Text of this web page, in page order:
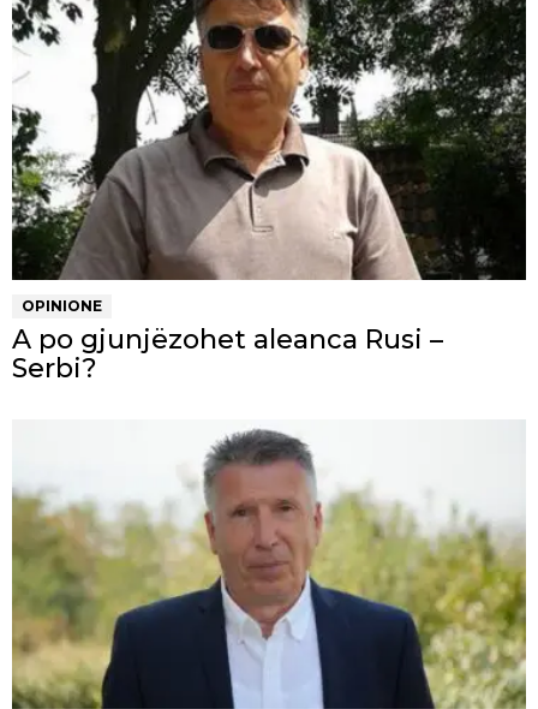
OPINIONE
A po gjunjëzohet aleanca Rusi –
Serbi?